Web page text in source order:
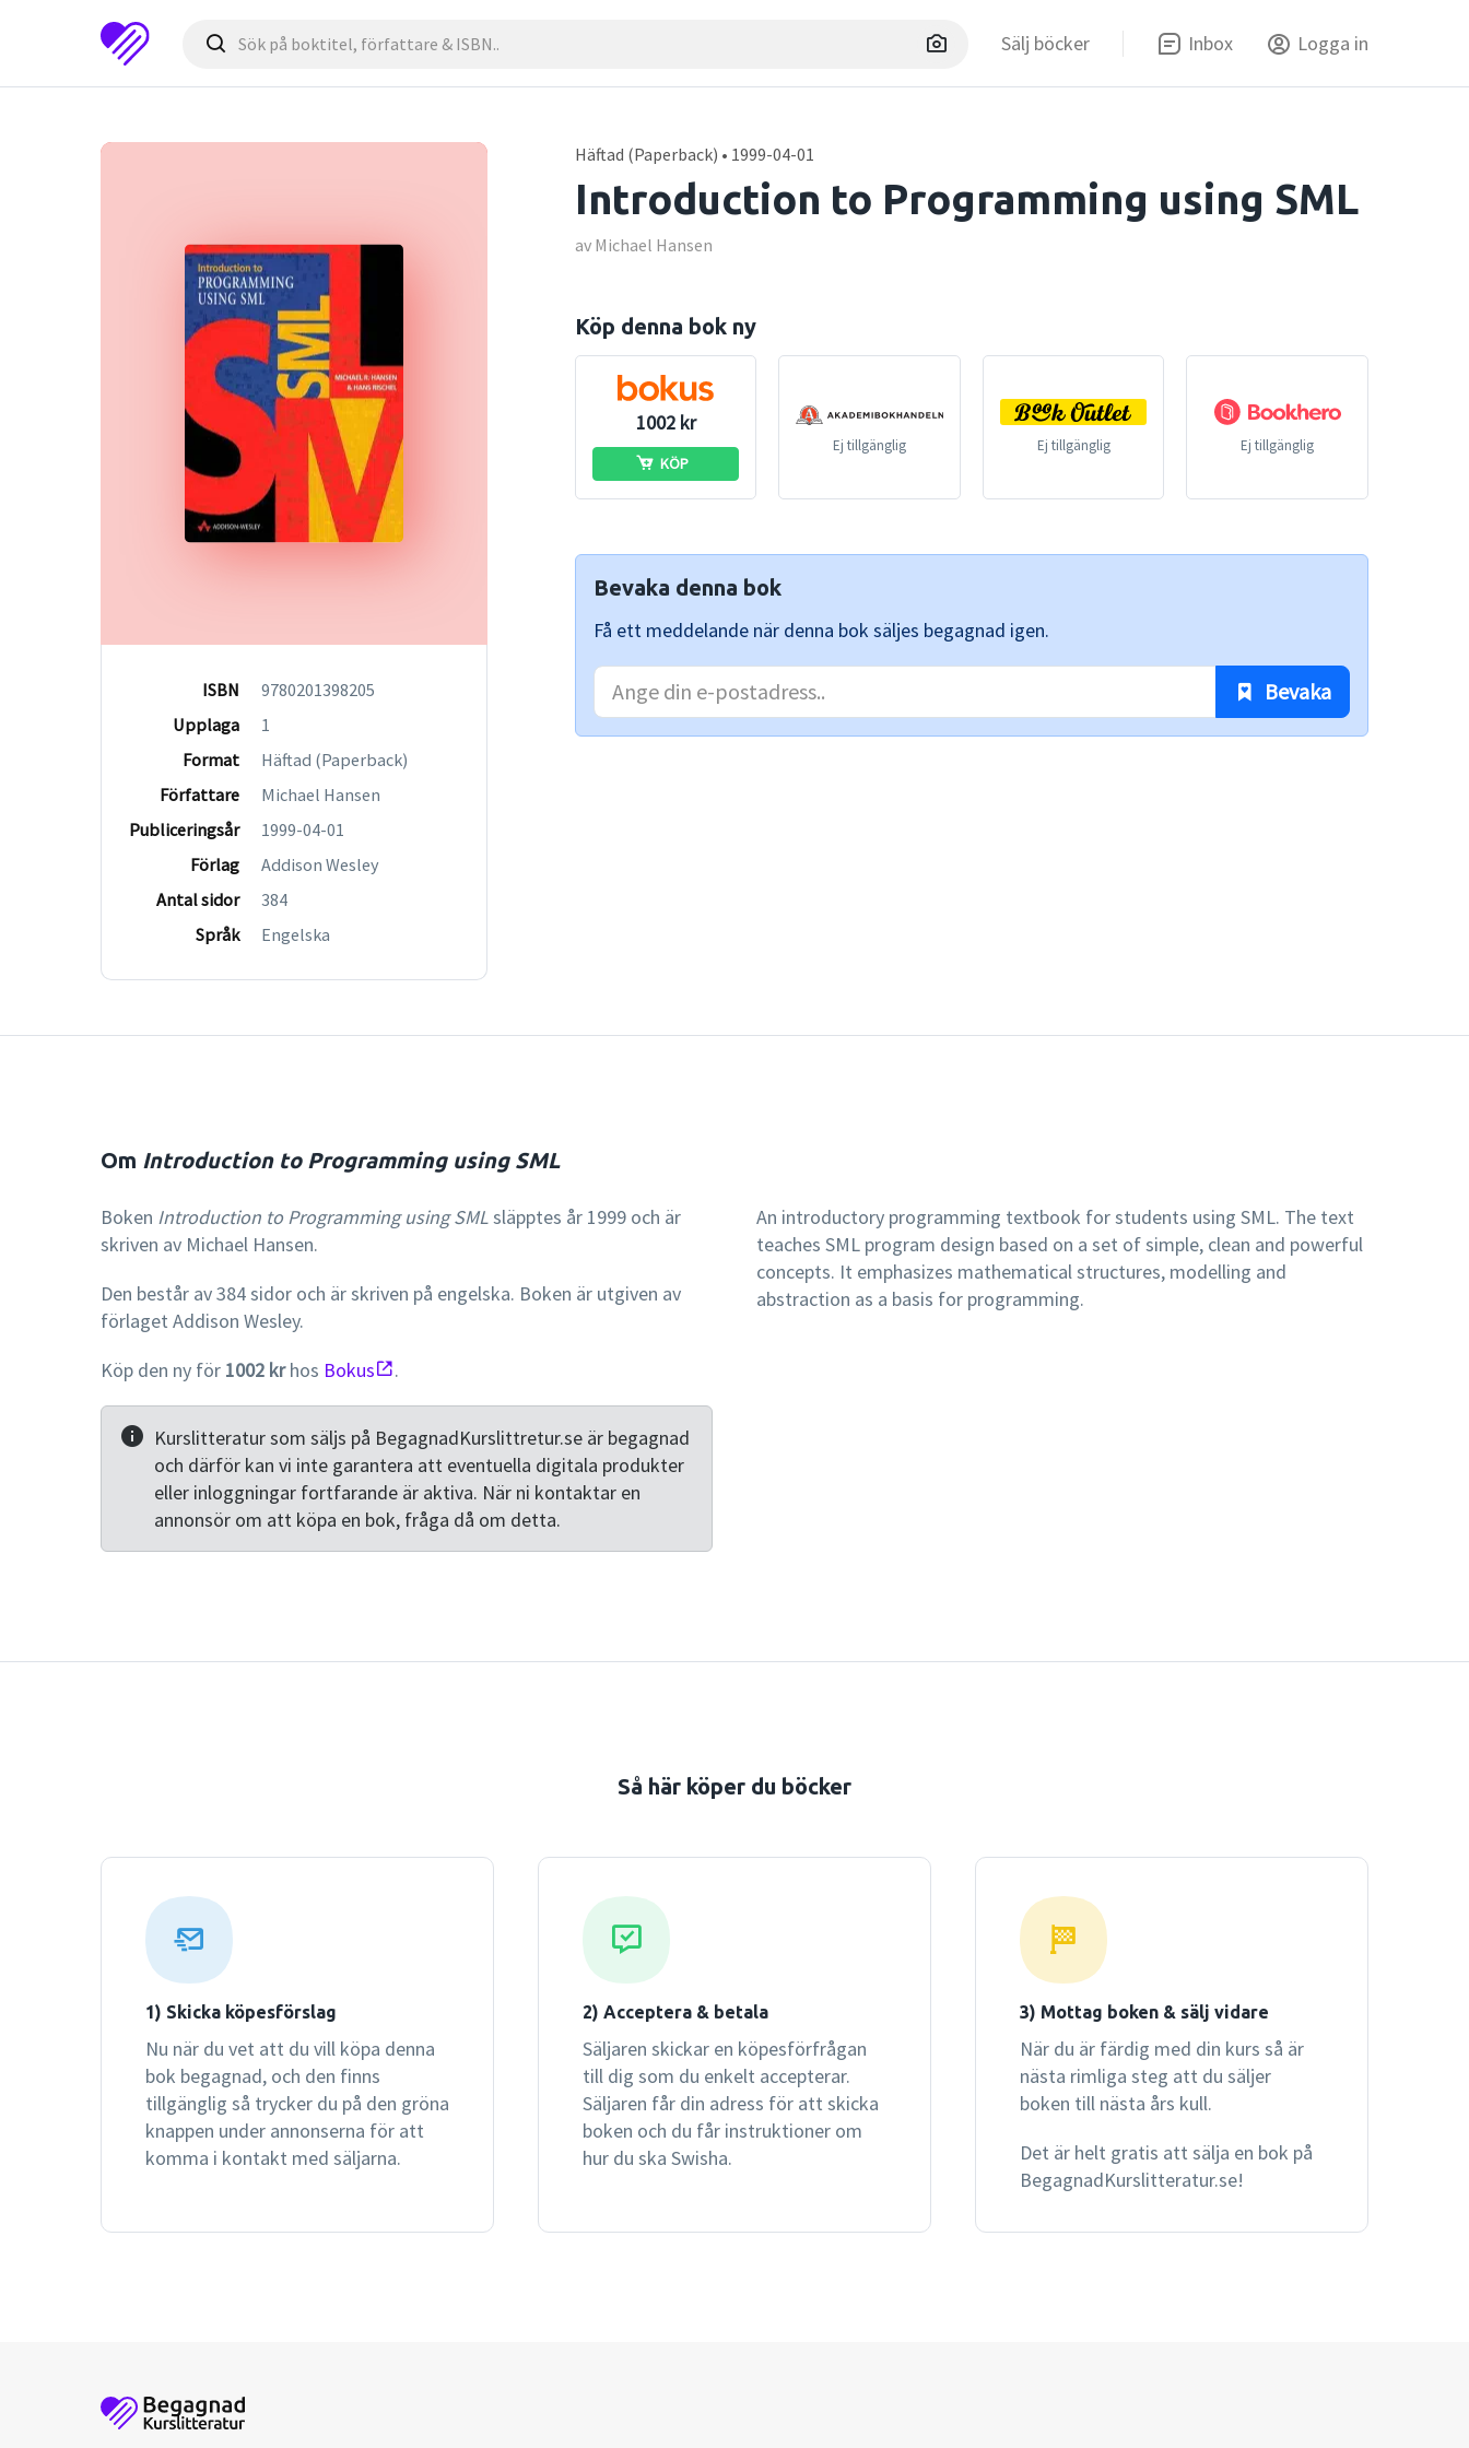
Sälj böcker Inbox Logga in
ISBN
9780201398205
Upplaga
1
Format
Häftad (Paperback)
Författare
Michael Hansen
Publiceringsår
1999-04-01
Förlag
Addison Wesley
Antal sidor
384
Språk
Engelska
Häftad (Paperback) • 1999-04-01
Introduction to Programming using SML
av Michael Hansen
Köp denna bok ny
1002 kr
KÖP
Ej tillgänglig Ej tillgänglig Ej tillgänglig
Bevaka denna bok
Få ett meddelande när denna bok säljes begagnad igen.
Bevaka
Om Introduction to Programming using SML
Boken Introduction to Programming using SMLsläpptes år 1999 och är
skriven av Michael Hansen.
Den består av 384 sidor och är skriven på engelska. Boken är utgiven av
förlaget Addison Wesley.
Köp den ny för 1002 krhos Bokus .
Kurslitteratur som säljs på BegagnadKurslittretur.se är begagnad
och därför kan vi inte garantera att eventuella digitala produkter
eller inloggningar fortfarande är aktiva. När ni kontaktar en
annonsör om att köpa en bok, fråga då om detta.
An introductory programming textbook for students using SML. The text
teaches SML program design based on a set of simple, clean and powerful
concepts. It emphasizes mathematical structures, modelling and
abstraction as a basis for programming.
Så här köper du böcker
1) Skicka köpesförslag
Nu när du vet att du vill köpa denna
bok begagnad, och den finns
tillgänglig så trycker du på den gröna
knappen under annonserna för att
komma i kontakt med säljarna.
2) Acceptera & betala
Säljaren skickar en köpesförfrågan
till dig som du enkelt accepterar.
Säljaren får din adress för att skicka
boken och du får instruktioner om
hur du ska Swisha.
3) Mottag boken & sälj vidare
När du är färdig med din kurs så är
nästa rimliga steg att du säljer
boken till nästa års kull.
Det är helt gratis att sälja en bok på
BegagnadKurslitteratur.se!